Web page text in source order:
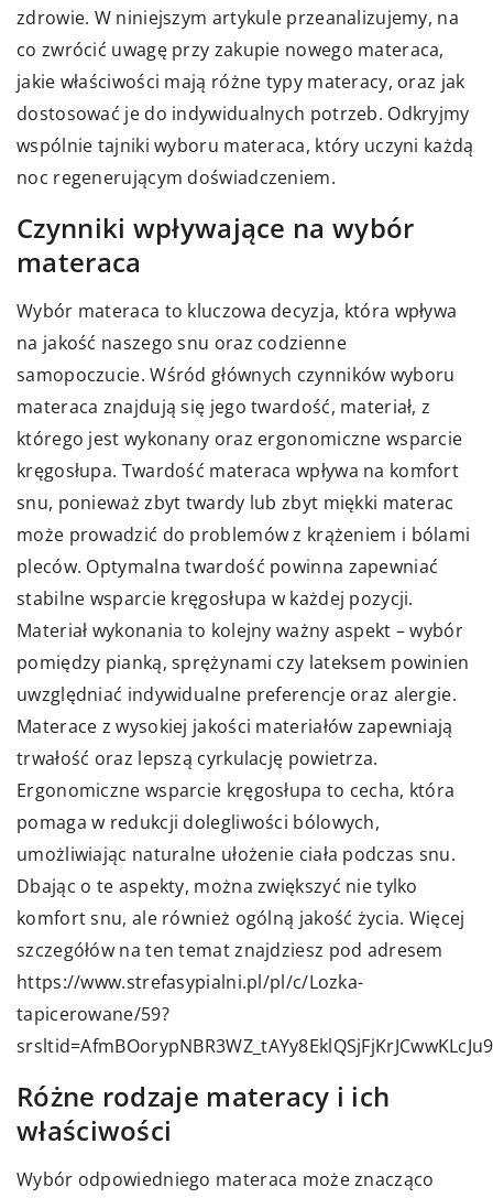
zdrowie. W niniejszym artykule przeanalizujemy, na
co zwrócić uwagę przy zakupie nowego materaca,
jakie właściwości mają różne typy materacy, oraz jak
dostosować je do indywidualnych potrzeb. Odkryjmy
wspólnie tajniki wyboru materaca, który uczyni każdą
noc regenerującym doświadczeniem.
Czynniki wpływające na wybór
materaca
Wybór materaca to kluczowa decyzja, która wpływa
na jakość naszego snu oraz codzienne
samopoczucie. Wśród głównych czynników wyboru
materaca znajdują się jego twardość, materiał, z
którego jest wykonany oraz ergonomiczne wsparcie
kręgosłupa. Twardość materaca wpływa na komfort
snu, ponieważ zbyt twardy lub zbyt miękki materac
może prowadzić do problemów z krążeniem i bólami
pleców. Optymalna twardość powinna zapewniać
stabilne wsparcie kręgosłupa w każdej pozycji.
Materiał wykonania to kolejny ważny aspekt – wybór
pomiędzy pianką, sprężynami czy lateksem powinien
uwzględniać indywidualne preferencje oraz alergie.
Materace z wysokiej jakości materiałów zapewniają
trwałość oraz lepszą cyrkulację powietrza.
Ergonomiczne wsparcie kręgosłupa to cecha, która
pomaga w redukcji dolegliwości bólowych,
umożliwiając naturalne ułożenie ciała podczas snu.
Dbając o te aspekty, można zwiększyć nie tylko
komfort snu, ale również ogólną jakość życia. Więcej
szczegółów na ten temat znajdziesz pod adresem
https://www.strefasypialni.pl/pl/c/Lozka-
tapicerowane/59?
Różne rodzaje materacy i ich
właściwości
Wybór odpowiedniego materaca może znacząco